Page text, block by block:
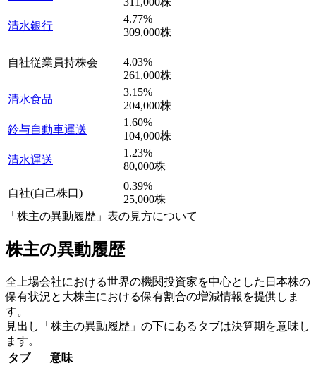
清水銀行
4.77%
309,000株
自社従業員持株会 4.03%
261,000株
清水食品
3.15%
204,000株
鈴与自動車運送
1.60%
104,000株
清水運送
1.23%
80,000株
自社(自己株口)
0.39%
25,000株
「株主の異動履歴」表の見方について
株主の異動履歴
全上場会社における世界の機関投資家を中心とした日本株の
保有状況と大株主における保有割合の増減情報を提供しま
す。
見出し「株主の異動履歴」の下にあるタブは決算期を意味し
ます。
タブ
意味